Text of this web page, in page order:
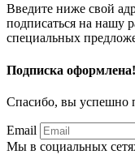
Введите ниже свой
подписаться на нашу
специальных
Подписка оформлена!
Спасибо, вы успешно
Email
Мы в социальных